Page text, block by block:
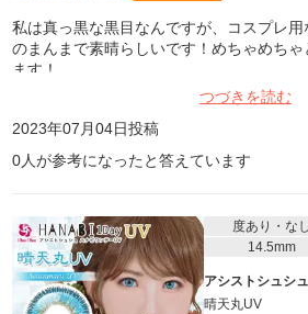
私は真っ黒な黒目なんですが、コスプレ
のまんまで素晴らしいです！めちゃめち
ます！
つづきを読む
2023年07月04日投稿
0人が参考になったと答えています
度あり・なし
14.5mm
アシストシュシ
晴天丸UV